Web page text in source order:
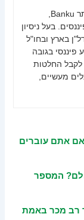
בעל ניסיון
בארץ ובחו"ל
פיננסי בגובה
לקבל החלטות
מעשיים,
אתם עוברים
המספר
רב מכר באמת